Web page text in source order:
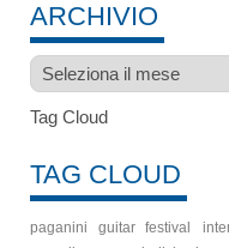
ARCHIVIO
Archivio
Tag Cloud
TAG CLOUD
paganini guitar festival